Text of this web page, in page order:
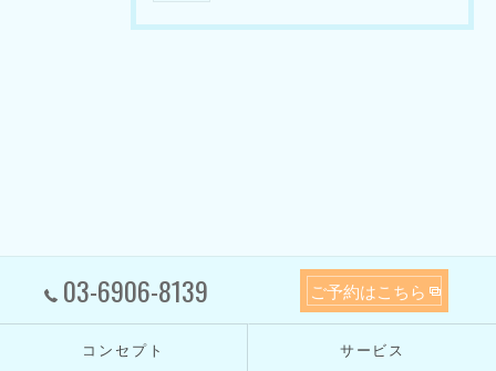
03-6906-8139 ご予約はこちら
コンセプト サービス